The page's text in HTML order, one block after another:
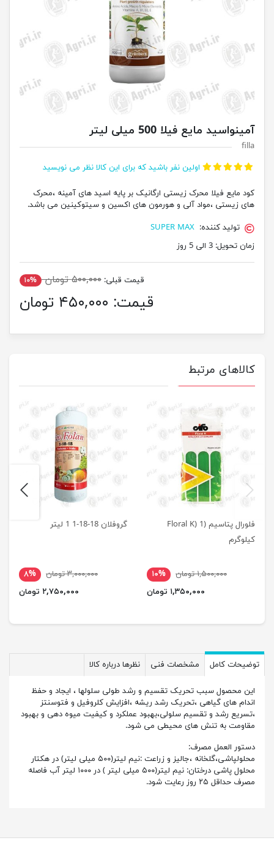
آمینواسید مایع فیلا 500 میلی لیتر
filla
اولین نفر باشید که برای این کالا نظر می نویسید
کود مایع فیلا محرک زیستی ارگانیک بر پایه اسید های آمینه ،محرک
های زیستی ،مواد آلی و هورمون های اکسین و سیتوکینین می باشد.
تولید کننده: SUPER MAX
زمان تحویل: 3 الی 5 روز
قیمت قبلی: ۵۰۰,۰۰۰ تومان ۱۰%
قیمت: ۴۵۰,۰۰۰ تومان
کالاهای مرتبط
فلورال پتاسیم (Floral K) 1
کیلوگرم
۱,۵۰۰,۰۰۰ تومان
۱۰%
۱,۳۵۰,۰۰۰ تومان
گروفلان 18-18-1 1 لیتر
۳,۰۰۰,۰۰۰ تومان
۸%
۲,۷۵۰,۰۰۰ تومان
previus
توضیحات کامل مشخصات فنی نظرها درباره کالا
این محصول سبب تحریک تقسیم و رشد طولی سلولها ، ایجاد و حفظ
اندام های گیاهی ،تحریک رشد ریشه ،افزایش کلروفیل و فتوسنتز
،تسریع رشد و تقسیم سلولی،بهبود عملکرد و کیفیت میوه دهی و بهبود
مقاومت به تنش های محیطی می شود.
دستور العمل مصرف:
محلولپاشی،گلخانه ،جالیز و زراعت :نیم لیتر(۵۰۰ میلی لیتر) در هکتار
محلول پاشی درختان: نیم لیتر(۵۰۰ میلی لیتر ) در ۱۰۰۰ لیتر آب فاصله
مصرف حداقل ۲۵ روز رعایت شود.